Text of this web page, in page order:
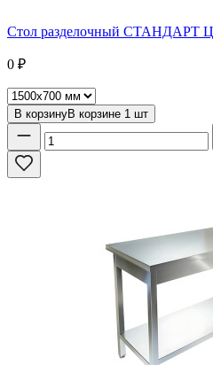
Стол разделочный СТАНДАРТ
0 ₽
В корзинуВ корзине 1 шт